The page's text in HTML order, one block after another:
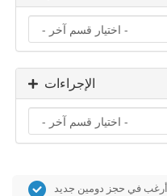
الإجراءات
أرغب في حجز دومين جديد